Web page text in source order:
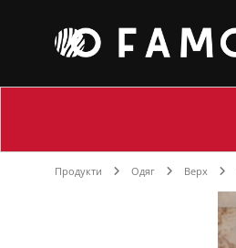
Продукти Одяг Верх